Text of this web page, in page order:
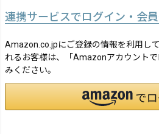
連携サービスでログイン・会
Amazon.co.jpにご登録の情報を利用し
れるお客様は、「Amazonアカウント
みください。